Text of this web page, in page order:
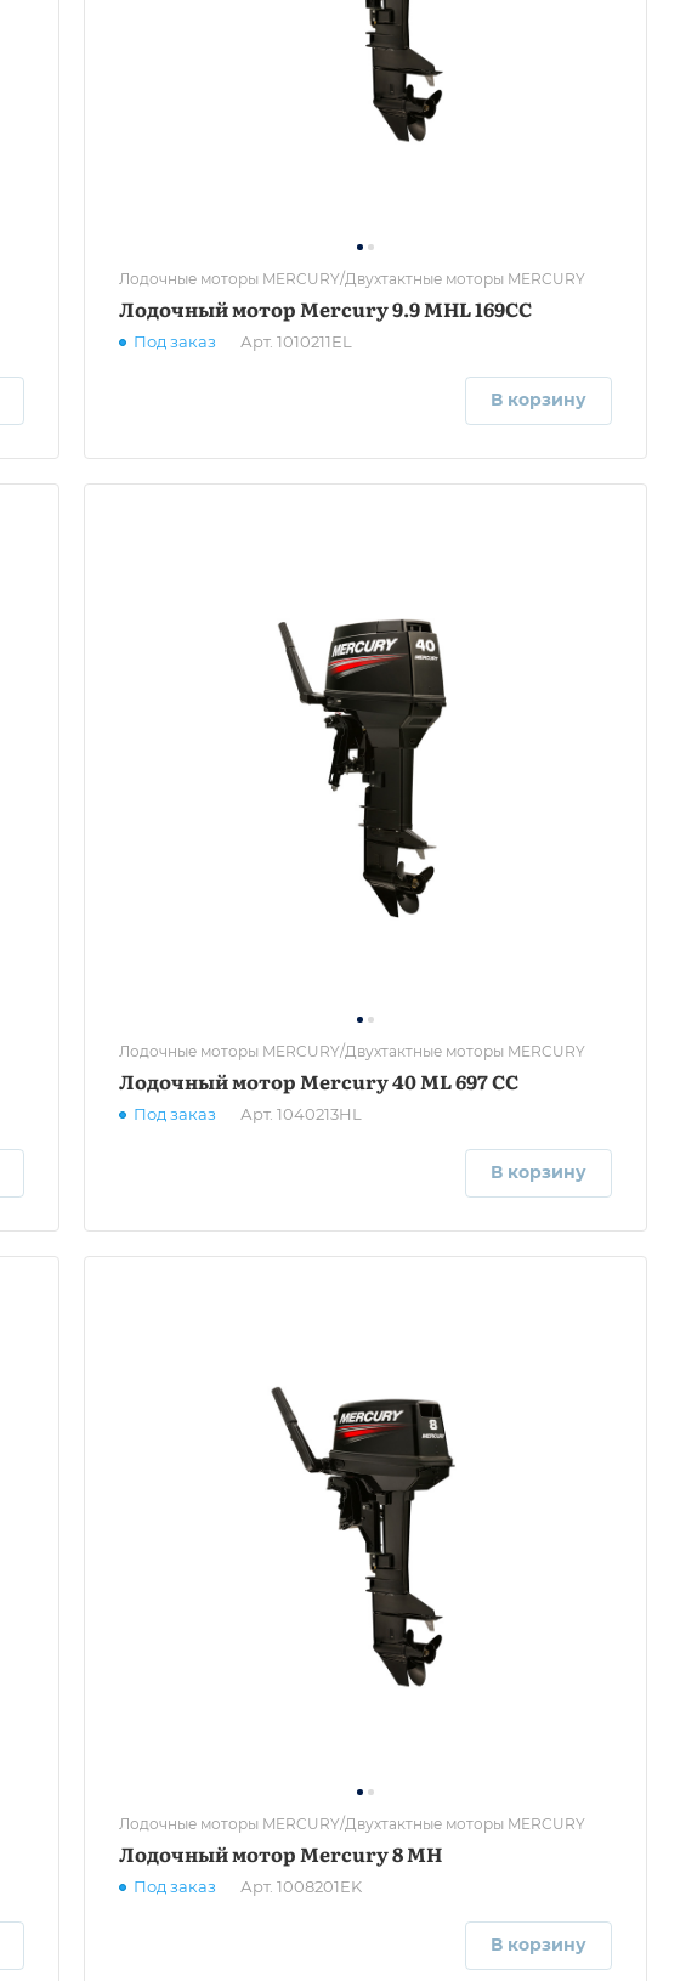
Лодочные моторы MERCURY/Двухтактные моторы MERCURY
Лодочный мотор Mercury 9.9 MHL 169CC
Под заказ Арт. 1010211EL
В корзину
Лодочные моторы MERCURY/Двухтактные моторы MERCURY
Лодочный мотор Mercury 40 ML 697 CC
Под заказ Арт. 1040213HL
В корзину
Лодочные моторы MERCURY/Двухтактные моторы MERCURY
Лодочный мотор Mercury 8 MH
Под заказ Арт. 1008201EK
В корзину